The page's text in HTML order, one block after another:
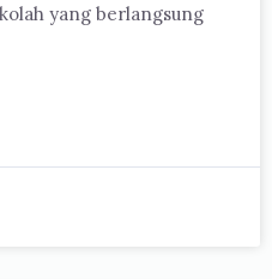
yang berlangsung